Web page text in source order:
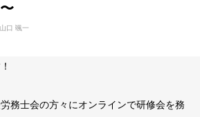
山口 颯一
務士会の方々にオンラインで研修会を務